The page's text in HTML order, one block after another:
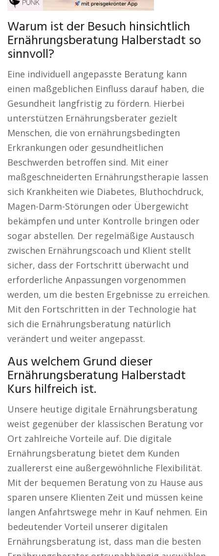
Warum ist der Besuch hinsichtlich
Ernährungsberatung Halberstadt so
sinnvoll?
Eine individuell angepasste Beratung kann
einen maßgeblichen Einfluss darauf haben, die
Gesundheit langfristig zu fördern. Hierbei
unterstützen Ernährungsberater gezielt
Menschen, die von ernährungsbedingten
Erkrankungen oder gesundheitlichen
Beschwerden betroffen sind. Mit einer
maßgeschneiderten Ernährungstherapie lassen
sich Krankheiten wie Diabetes, Bluthochdruck,
Magen-Darm-Störungen oder Übergewicht
bekämpfen und unter Kontrolle bringen oder
sogar abstellen. Der regelmäßige Austausch
zwischen Ernährungscoach und Klient stellt
sicher, dass der Fortschritt überwacht und
erforderliche Anpassungen vorgenommen
werden, um die besten Ergebnisse zu erreichen.
Mit den Fortschritten in der Technologie hat
sich die Ernährungsberatung natürlich
verändert und weiter angepasst.
Aus welchem Grund dieser
Ernährungsberatung Halberstadt
Kurs hilfreich ist.
Unsere heutige digitale Ernährungsberatung
weist gegenüber der klassischen Beratung vor
Ort zahlreiche Vorteile auf. Die digitale
Ernährungsberatung bietet dem Kunden
zuallererst eine außergewöhnliche Flexibilität.
Mit der bequemen Beratung von zu Hause aus
sparen unsere Klienten Zeit und müssen keine
langen Anfahrtswege mehr in Kauf nehmen. Ein
bedeutender Vorteil unserer digitalen
Ernährungsberatung ist, dass man die besten